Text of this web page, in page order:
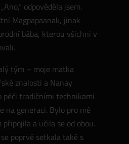
odpověděla jsem.
Magpapaanak, jinak
bába, kterou všichni v
tým – moje matka
znalosti a Nanay
péči tradičními technikami
na generaci. Bylo pro mě
a učila se od obou.
poprvé setkala také s